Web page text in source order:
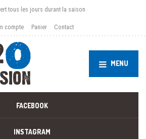
tous les jours durant la saison
compte Panier Contact
MENU
FACEBOOK
INSTAGRAM